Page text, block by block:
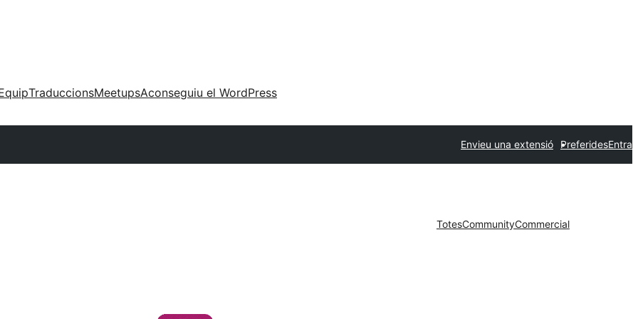
TraduccionsMeetupsAconseguiu el WordPress
Envieu una extensió PreferidesEntra
TotesCommunityCommercial